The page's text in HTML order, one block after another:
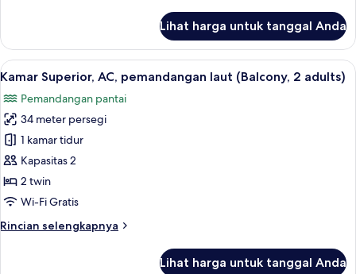
Kamar
Double
Superior,
pemandangan
laut
(Balcony,1
adult)
Lihat harga untuk tanggal Anda
Lihat
semua
foto
untuk
Kamar
Superior,
AC,
pemandangan
(Balcony,
Brankas, Wi-Fi gratis, dan seprai linen
17
Kamar Superior, AC, pemandangan laut (Balcony, 2 adults)
Pemandangan pantai
34 meter persegi
1 kamar tidur
Kapasitas 2
2 twin
Wi-Fi Gratis
Rincian selengkapnya
Rincian
Lihat harga untuk tanggal Anda